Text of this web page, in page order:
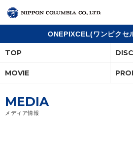
閉じる
アーティスト
ONEPIXCEL(ワンピクセ
TOP
MOVIE
MEDIA
メディア情報